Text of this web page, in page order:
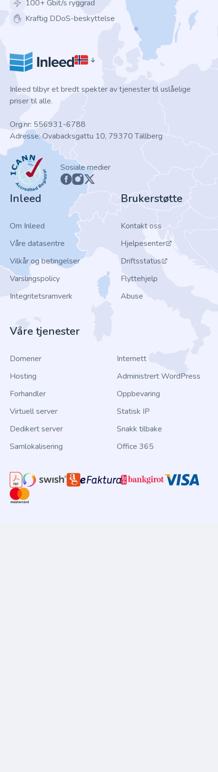
100+ Gbit/s ryggrad
Kraftig DDoS-beskyttelse
Inleed tilbyr et bredt spekter av tjenester til uslåelige
priser til alle.
Org.nr: 556931-6788
Adresse: Ovabacksgattu 10, 79370 Tällberg
ICANN
Sosiale medier
Inleed
Om Inleed
Våre datasentre
Vilkår og betingelser
Varslingspolicy
Integritetsramverk
Brukerstøtte
Kontakt oss
Hjelpesenter
Driftsstatus
Flyttehjelp
Abuse
Våre tjenester
Domener
Hosting
Forhandler
Virtuell server
Dedikert server
Samlokalisering
Internett
Administrert WordPress
Oppbevaring
Statisk IP
Snakk tilbake
Office 365